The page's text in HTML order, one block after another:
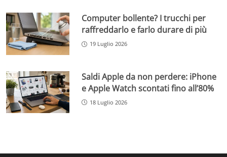
Computer bollente? I trucchi per
raffreddarlo e farlo durare di più
19 Luglio 2026
Saldi Apple da non perdere: iPhone
e Apple Watch scontati fino all’80%
18 Luglio 2026